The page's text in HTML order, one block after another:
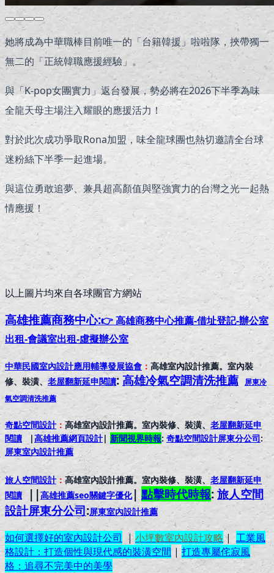
她將成為中華職棒目前唯一的「台籍韓援」啦啦隊，挾帶獨一
無二的「正統韓職應援經驗」。
與「K-pop女團實力」返台發展，勢必將在2026下半季為味
全龍天母主場注入耀眼的應援活力！
對於此次成功爭取Rona加盟，味全龍球團也熱切邀請全台球
迷粉絲下半季一起進場。
與這位勇敢追夢、兼具超高顏值與堅強實力的台灣之光一起熱
情應援！
以上圖片均來自各球團官方網站
高雄推薦商務中心:👉 高雄商務中心推薦-借址登記-辦公室
出租-會議室出租-虛擬辦公室
中華民國室內設計應用輔導發展協會 ： 高雄室內設計推薦。室內裝
修、裝潢、 老屋翻新延申閱讀: 高雄冷氣空調清洗推薦 屏東冷
氣空調清洗推薦
奇點空間設計：高雄室內設計推薦。室內裝修、裝潢、 老屋翻新延申
閱讀 |高雄推薦網頁設計| 新聞視界時報: 奇點空間設計屏東分公司:
屏東室內設計推薦
旅人空間設計：高雄室內設計推薦。室內裝修、裝潢、老屋翻新延申
閱讀
||高雄推薦seo關鍵字優化| 點擊時代時報:旅人空間
設計屏東分公司:屏東室內設計推薦
如何選擇好的室內設計公司 |小坪數室內設計攻略 | 工業風
格設計：打造個性與現代感的裝潢空間 |打造專屬侘寂風
格：追尋不完美中的美學